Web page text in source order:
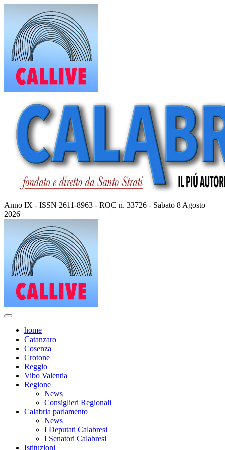
contenuto
Anno IX - ISSN 2611-8963 - ROC n. 33726 - Sabato 8 Agosto
2026
home
Catanzaro
Cosenza
Crotone
Reggio
Vibo Valentia
Regione
News
Consiglieri Regionali
Calabria parlamento
News
I Deputati Calabresi
I Senatori Calabresi
Istituzioni